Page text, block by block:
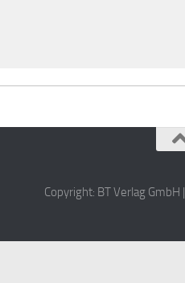
Copyright: BT Verlag GmbH |